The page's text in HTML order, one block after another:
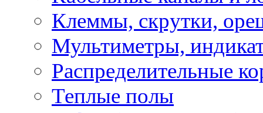
Клеммы, скрутки,
Мультиметры,
Распределительные
Теплые полы